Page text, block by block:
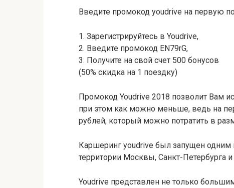
Введите промокод youdrive на первую
1. Зарегистрируйтесь в Youdrive,
2. Введите промокод EN79rG,
3. Получите на свой счет 500 бонусов
(50% скидка на 1 поездку)
Промокод Youdrive 2018 позволит Вам
при этом как можно меньше, ведь на
рублей, который можно потратить в
Каршеринг youdrive был запущен
территории Москвы, Санкт-Петербурга и
Youdrive представлен не только